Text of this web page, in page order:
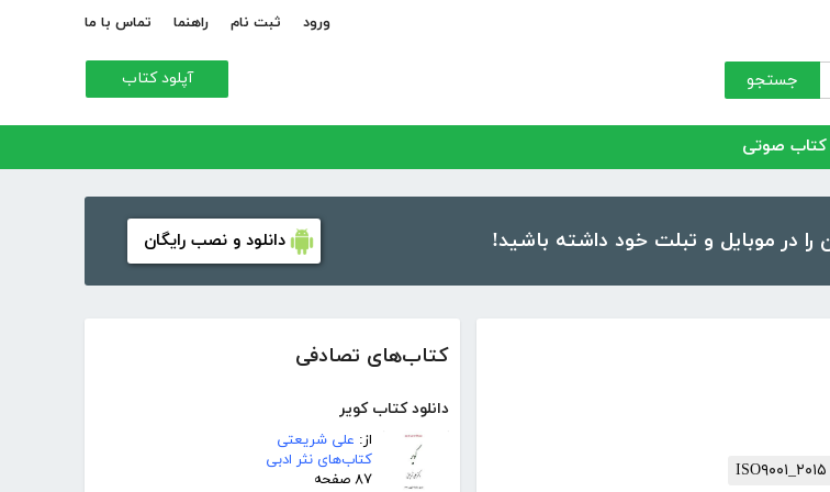
ورود ثبت نام راهنما تماس با ما
جستجو آپلود کتاب
کتاب صوتی
دانلود و نصب رایگان
کتاب‌های تصادفی
دانلود کتاب کویر
از: علی شریعتی
کتاب‌های نثر ادبی
۸۷ صفحه